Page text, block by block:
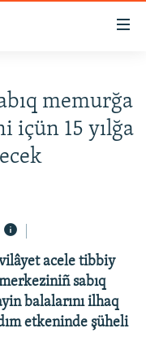
memurğa
içün 15 yılğa
acele tibbiy
sabıq
balalarını ilhaq
etkeninde şüheli